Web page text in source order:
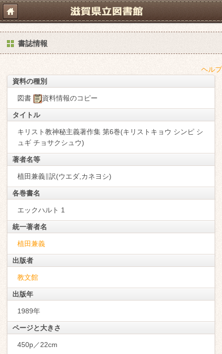
書誌情報
ヘルプ
資料の種別
図書 資料情報のコピー
タイトル
キリスト教神秘主義著作集 第6巻(キリストキョウ シンピ シ
ュギ チョサクシュウ)
著者名等
植田兼義∥訳(ウエダ,カネヨシ)
各巻書名
エックハルト 1
統一著者名
植田兼義
出版者
教文館
出版年
1989年
ページと大きさ
450p／22cm